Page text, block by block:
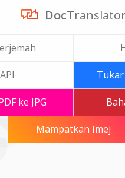
DocTranslator
API Tukar
ke JPG
Mampatkan Imej